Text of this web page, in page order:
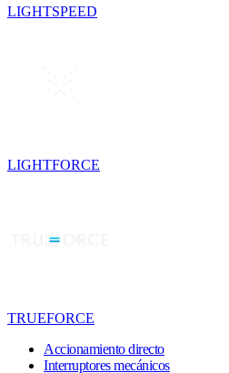
LIGHTSPEED
LIGHTFORCE
TRUEFORCE
Accionamiento directo
Interruptores mecánicos